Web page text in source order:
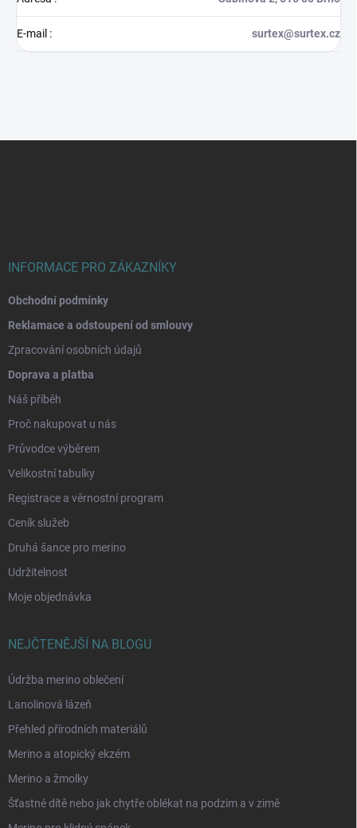
E-mail : surtex@surtex.cz
INFORMACE PRO ZÁKAZNÍKY
Obchodní podmínky
Reklamace a odstoupení od smlouvy
Zpracování osobních údajů
Doprava a platba
Náš příběh
Proč nakupovat u nás
Průvodce výběrem
Velikostní tabulky
Registrace a věrnostní program
Ceník služeb
Druhá šance pro merino
Udržitelnost
Moje objednávka
NEJČTENĚJŠÍ NA BLOGU
Údržba merino oblečení
Lanolinová lázeň
Přehled přírodních materiálů
Merino a atopický ekzém
Merino a žmolky
Šťastné dítě nebo jak chytře oblékat na podzim a v zimě